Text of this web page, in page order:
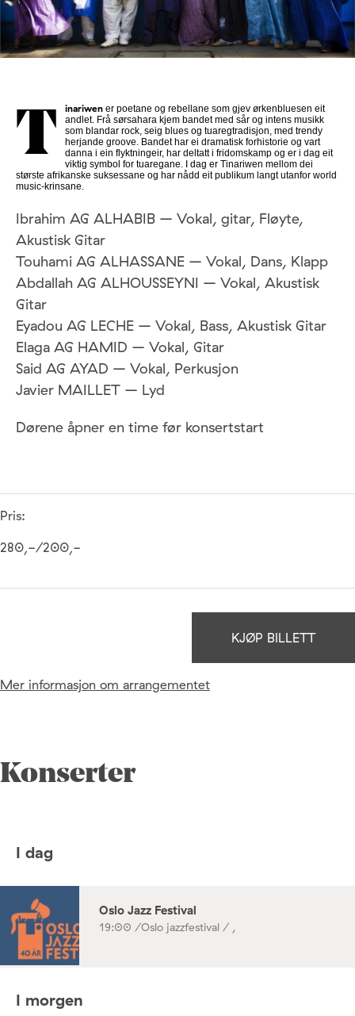
T inariwen er poetane og rebellane som gjev ørkenbluesen eit
andlet. Frå sørsahara kjem bandet med sår og intens musikk
som blandar rock, seig blues og tuaregtradisjon, med trendy
herjande groove. Bandet har ei dramatisk forhistorie og vart
danna i ein flyktningeir, har deltatt i fridomskamp og er i dag eit
viktig symbol for tuaregane. I dag er Tinariwen mellom dei
største afrikanske suksessane og har nådd eit publikum langt utanfor world
music-krinsane.
Ibrahim AG ALHABIB – Vokal, gitar, Fløyte,
Akustisk Gitar
Touhami AG ALHASSANE – Vokal, Dans, Klapp
Abdallah AG ALHOUSSEYNI – Vokal, Akustisk
Gitar
Eyadou AG LECHE – Vokal, Bass, Akustisk Gitar
Elaga AG HAMID – Vokal, Gitar
Said AG AYAD – Vokal, Perkusjon
Javier MAILLET – Lyd
Dørene åpner en time før konsertstart
Pris:
280,-/200,-
KJØP BILLETT
Mer informasjon om arrangementet
Konserter
I dag
Oslo Jazz Festival
19:00 /Oslo jazzfestival / ,
I morgen